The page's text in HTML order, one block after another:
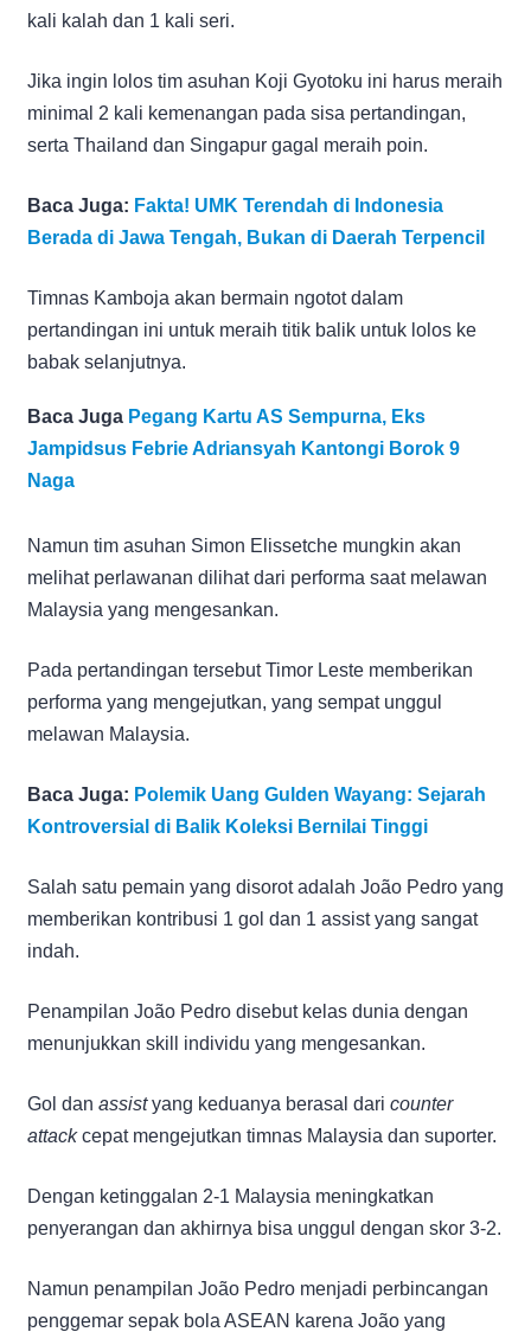
kali kalah dan 1 kali seri.
Jika ingin lolos tim asuhan Koji Gyotoku ini harus meraih
minimal 2 kali kemenangan pada sisa pertandingan,
serta Thailand dan Singapur gagal meraih poin.
Baca Juga: Fakta! UMK Terendah di Indonesia
Berada di Jawa Tengah, Bukan di Daerah Terpencil
Timnas Kamboja akan bermain ngotot dalam
pertandingan ini untuk meraih titik balik untuk lolos ke
babak selanjutnya.
Baca Juga Pegang Kartu AS Sempurna, Eks
Jampidsus Febrie Adriansyah Kantongi Borok 9
Naga
Namun tim asuhan Simon Elissetche mungkin akan
melihat perlawanan dilihat dari performa saat melawan
Malaysia yang mengesankan.
Pada pertandingan tersebut Timor Leste memberikan
performa yang mengejutkan, yang sempat unggul
melawan Malaysia.
Baca Juga: Polemik Uang Gulden Wayang: Sejarah
Kontroversial di Balik Koleksi Bernilai Tinggi
Salah satu pemain yang disorot adalah João Pedro yang
memberikan kontribusi 1 gol dan 1 assist yang sangat
indah.
Penampilan João Pedro disebut kelas dunia dengan
menunjukkan skill individu yang mengesankan.
Gol dan assistyang keduanya berasal dari counter
attackcepat mengejutkan timnas Malaysia dan suporter.
Dengan ketinggalan 2-1 Malaysia meningkatkan
penyerangan dan akhirnya bisa unggul dengan skor 3-2.
Namun penampilan João Pedro menjadi perbincangan
penggemar sepak bola ASEAN karena João yang